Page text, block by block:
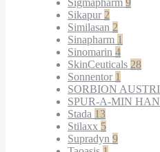
Sigmapharm 9
Sikapur 2
Similasan 2
Sinapharm 1
Sinomarin 4
SkinCeuticals 28
Sonnentor 1
SORBION
SPUR-A-MIN
Stada 13
Stilaxx 5
Supradyn 9